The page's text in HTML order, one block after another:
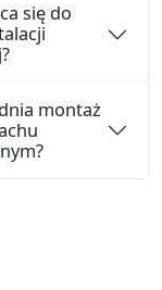
się do
montaż